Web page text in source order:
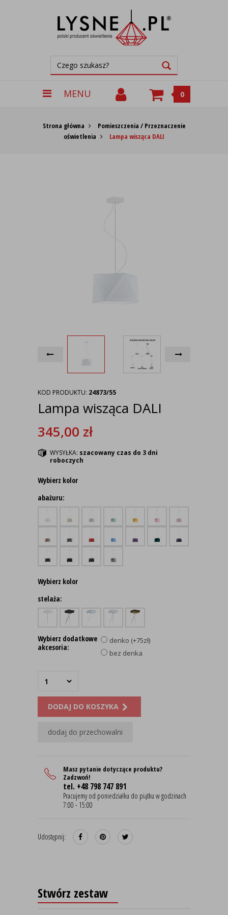
MENU 0
Strona główna
Pomieszczenia / Przeznaczenie
oświetlenia
Lampa wisząca DALI
KOD PRODUKTU: 24873/55
Lampa wisząca DALI
345,00 zł
WYSYŁKA: szacowany czas do 3 dni
roboczych
Wybierz kolor
abażuru:
Wybierz kolor
stelaża:
Wybierz dodatkowe
akcesoria:
denko (+75zł)
bez denka
DODAJ DO KOSZYKA
dodaj do przechowalni
Masz pytanie dotyczące produktu?
Zadzwoń!
tel. +48 798 747 891
Pracujemy od poniedziałku do piątku w godzinach
7:00 - 15:00
Udostępnij:
Stwórz zestaw